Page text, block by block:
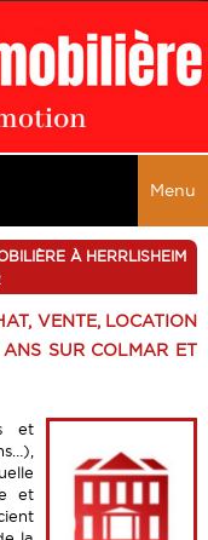
Menu
À HERRLISHEIM
VENTE, LOCATION
SUR COLMAR ET
et
et